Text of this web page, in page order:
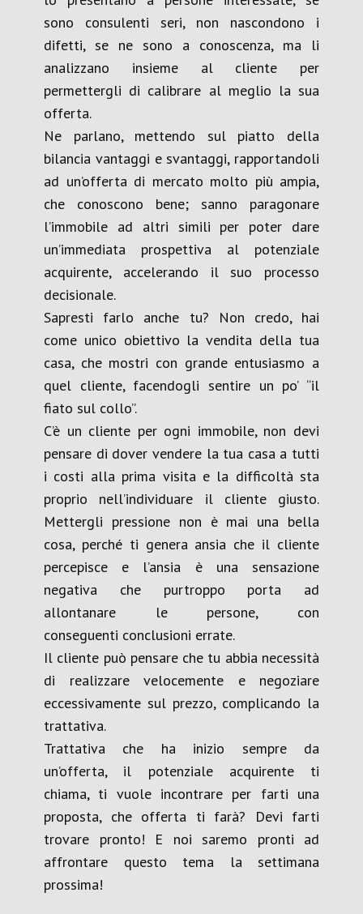
sono consulenti seri, non nascondono i
difetti, se ne sono a conoscenza, ma li
analizzano insieme al cliente per
permettergli di calibrare al meglio la sua
offerta.
Ne parlano, mettendo sul piatto della
bilancia vantaggi e svantaggi, rapportandoli
ad un’offerta di mercato molto più ampia,
che conoscono bene; sanno paragonare
l’immobile ad altri simili per poter dare
un’immediata prospettiva al potenziale
acquirente, accelerando il suo processo
decisionale.
Sapresti farlo anche tu? Non credo, hai
come unico obiettivo la vendita della tua
casa, che mostri con grande entusiasmo a
quel cliente, facendogli sentire un po’ “il
fiato sul collo”.
C’è un cliente per ogni immobile, non devi
pensare di dover vendere la tua casa a tutti
i costi alla prima visita e la difficoltà sta
proprio nell’individuare il cliente giusto.
Mettergli pressione non è mai una bella
cosa, perché ti genera ansia che il cliente
percepisce e l’ansia è una sensazione
negativa che purtroppo porta ad
allontanare le persone, con
conseguenti conclusioni errate.
Il cliente può pensare che tu abbia necessità
di realizzare velocemente e negoziare
eccessivamente sul prezzo, complicando la
trattativa.
Trattativa che ha inizio sempre da
un’offerta, il potenziale acquirente ti
chiama, ti vuole incontrare per farti una
proposta, che offerta ti farà? Devi farti
trovare pronto! E noi saremo pronti ad
affrontare questo tema la settimana
prossima!